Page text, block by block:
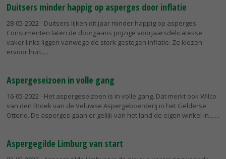
Duitsers minder happig op asperges door inflatie
28-05-2022 - Duitsers lijken dit jaar minder happig op asperges.
Consumenten laten de doorgaans prijzige voorjaarsdelicatesse
vaker links liggen vanwege de sterk gestegen inflatie. Ze kiezen
ervoor hun...
Aspergeseizoen in volle gang
16-05-2022 - Het aspergeseizoen is in volle gang. Dat merkt ook Wilco
van den Broek van de Veluwse Aspergeboerderij in het Gelderse
Otterlo. De asperges gaan er gelijk van het land de eigen winkel in....
Aspergegilde Limburg van start